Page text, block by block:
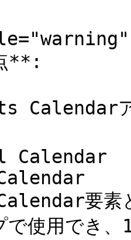
**:
Calendarア
要素
で使用でき